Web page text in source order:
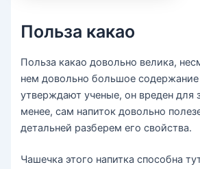
Польза какао
Польза какао довольно велика,
нем довольно большое содержание
утверждают ученые, он вреден для
менее, сам напиток довольно
детальней разберем его свойства.
Чашечка этого напитка способна